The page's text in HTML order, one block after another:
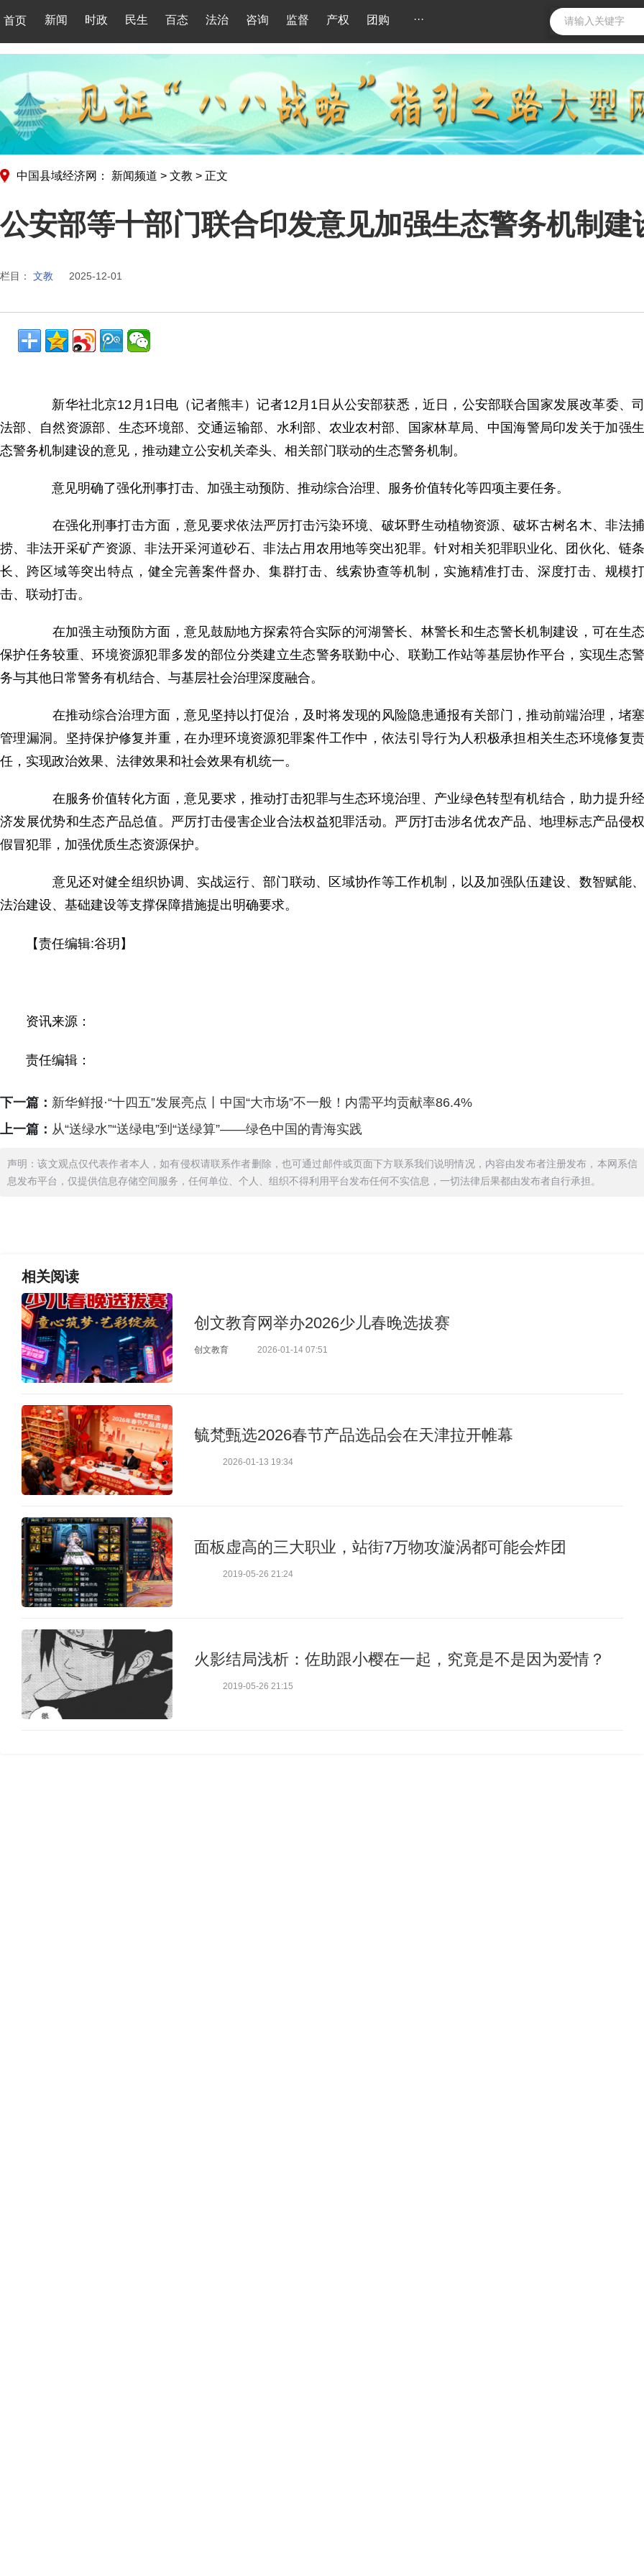
首页 新闻 时政 民生 百态 法治 咨询 监督 产权 团购 ···
中国县域经济网： 新闻频道 > 文教 > 正文
公安部等十部门联合印发意见加强生态警务机制建
栏目： 文教 2025-12-01
新华社北京12月1日电（记者熊丰）记者12月1日从公安部获悉，近日，公安部联合国家发展改革委、司
法部、自然资源部、生态环境部、交通运输部、水利部、农业农村部、国家林草局、中国海警局印发关于加强生
态警务机制建设的意见，推动建立公安机关牵头、相关部门联动的生态警务机制。
意见明确了强化刑事打击、加强主动预防、推动综合治理、服务价值转化等四项主要任务。
在强化刑事打击方面，意见要求依法严厉打击污染环境、破坏野生动植物资源、破坏古树名木、非法捕
捞、非法开采矿产资源、非法开采河道砂石、非法占用农用地等突出犯罪。针对相关犯罪职业化、团伙化、链条
长、跨区域等突出特点，健全完善案件督办、集群打击、线索协查等机制，实施精准打击、深度打击、规模打
击、联动打击。
在加强主动预防方面，意见鼓励地方探索符合实际的河湖警长、林警长和生态警长机制建设，可在生态
保护任务较重、环境资源犯罪多发的部位分类建立生态警务联勤中心、联勤工作站等基层协作平台，实现生态警
务与其他日常警务有机结合、与基层社会治理深度融合。
在推动综合治理方面，意见坚持以打促治，及时将发现的风险隐患通报有关部门，推动前端治理，堵塞
管理漏洞。坚持保护修复并重，在办理环境资源犯罪案件工作中，依法引导行为人积极承担相关生态环境修复责
任，实现政治效果、法律效果和社会效果有机统一。
在服务价值转化方面，意见要求，推动打击犯罪与生态环境治理、产业绿色转型有机结合，助力提升经
济发展优势和生态产品总值。严厉打击侵害企业合法权益犯罪活动。严厉打击涉名优农产品、地理标志产品侵权
假冒犯罪，加强优质生态资源保护。
意见还对健全组织协调、实战运行、部门联动、区域协作等工作机制，以及加强队伍建设、数智赋能、
法治建设、基础建设等支撑保障措施提出明确要求。
【责任编辑:谷玥】
资讯来源：
责任编辑：
下一篇： 新华鲜报·“十四五”发展亮点丨中国“大市场”不一般！内需平均贡献率86.4%
上一篇： 从“送绿水”“送绿电”到“送绿算”——绿色中国的青海实践
声明：该文观点仅代表作者本人，如有侵权请联系作者删除，也可通过邮件或页面下方联系我们说明情况，内容由发布者注册发布，本网系信
息发布平台，仅提供信息存储空间服务，任何单位、个人、组织不得利用平台发布任何不实信息，一切法律后果都由发布者自行承担。
相关阅读
创文教育网举办2026少儿春晚选拔赛
创文教育 2026-01-14 07:51
毓梵甄选2026春节产品选品会在天津拉开帷幕
2026-01-13 19:34
面板虚高的三大职业，站街7万物攻漩涡都可能会炸团
2019-05-26 21:24
火影结局浅析：佐助跟小樱在一起，究竟是不是因为爱情？
2019-05-26 21:15